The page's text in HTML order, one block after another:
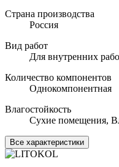
Страна производства
Россия
Вид работ
Для внутренних
Количество компонентов
Однокомпонентная
Влагостойкость
Сухие помещения,
Все характеристики